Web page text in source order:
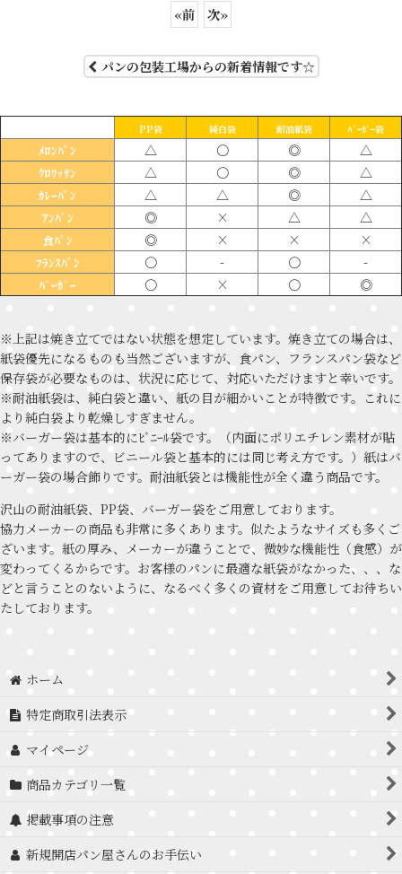
«前 次»
パンの包装工場からの新着情報です☆
PP袋 純白袋 耐油紙袋 ﾊﾞｰｶﾞｰ袋
ﾒﾛﾝﾊﾟﾝ △ 〇 ◎ △
ｸﾛﾜｯｻﾝ △ 〇 ◎ △
ｶﾚｰﾊﾟﾝ △ △ ◎ △
ｱﾝﾊﾟﾝ ◎ × △ △
食ﾊﾟﾝ ◎ × × ×
ﾌﾗﾝｽﾊﾟﾝ 〇 - 〇 -
ﾊﾞｰｶﾞｰ 〇 × 〇 ◎
※上記は焼き立てではない状態を想定しています。焼き立ての場合は、
紙袋優先になるものも当然ございますが、食パン、フランスパン袋など
保存袋が必要なものは、状況に応じて、対応いただけますと幸いです。
※耐油紙袋は、純白袋と違い、紙の目が細かいことが特徴です。これに
より純白袋より乾燥しすぎません。
※バーガー袋は基本的にﾋﾞﾆｰﾙ袋です。（内面にポリエチレン素材が貼
ってありますので、ビニール袋と基本的には同じ考え方です。）紙はバ
ーガー袋の場合飾りです。耐油紙袋とは機能性が全く違う商品です。
沢山の耐油紙袋、PP袋、バーガー袋をご用意しております。
協力メーカーの商品も非常に多くあります。似たようなサイズも多くご
ざいます。紙の厚み、メーカーが違うことで、微妙な機能性（食感）が
変わってくるからです。お客様のパンに最適な紙袋がなかった、、、な
どと言うことのないように、なるべく多くの資材をご用意してお待ちい
たしております。
ホーム
特定商取引法表示
マイページ
商品カテゴリ一覧
掲載事項の注意
新規開店パン屋さんのお手伝い